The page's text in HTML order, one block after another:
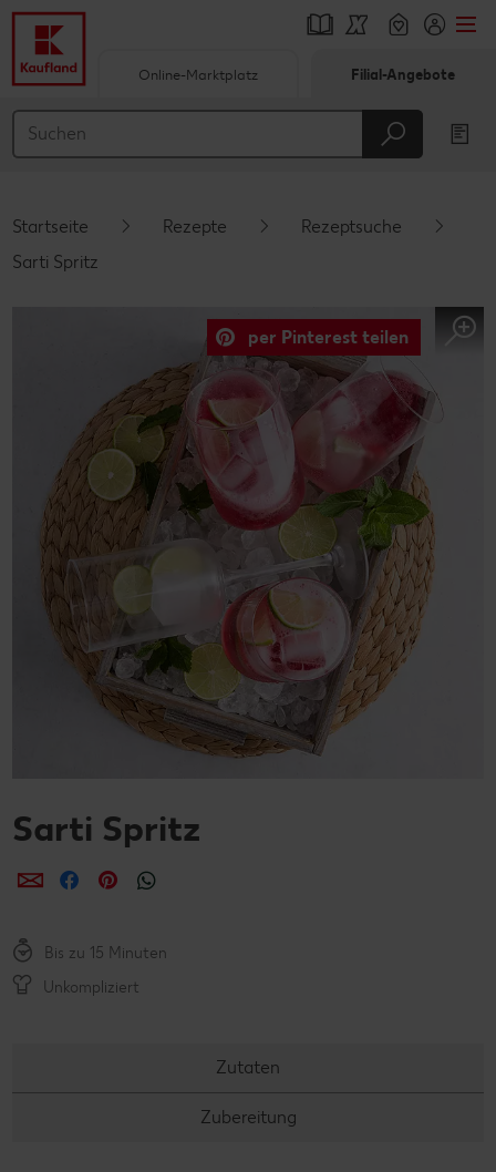
Hauptinhalt
Schwebender Seitenbereich
Online-Marktplatz Filial-Angebote
Startseite Rezepte
Rezeptsuche
Sarti Spritz
per Pinterest teilen
Sarti Spritz
per E-Mail teilen
per Facebook teilen
per Pinterest teilen
Bis zu 15 Minuten
Unkompliziert
Zutaten
Zubereitung